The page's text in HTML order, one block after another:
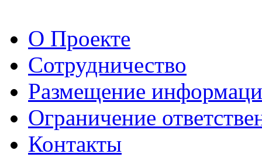
О Проекте
Сотрудничество
Размещение
Ограничение
Контакты